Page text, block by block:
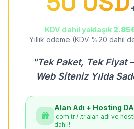
KDV dahil yaklaşık
Yıllık ödeme (KDV %20 dahil
"Tek Paket, Tek Fiyat
Web Siteniz Yılda
Alan Adı + Hosting
.com.tr / .tr alan adı ve
dahil!